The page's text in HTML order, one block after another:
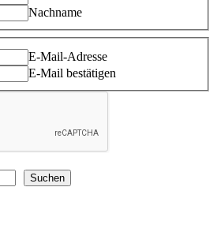
Nachname
E-Mail-Adresse
E-Mail bestätigen
Suchen